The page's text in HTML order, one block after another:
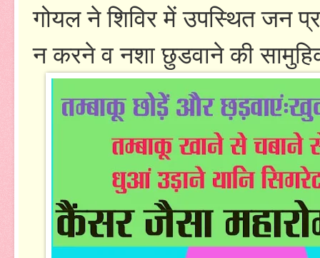
गोयल ने शिविर में उपस्थित जन
न करने व नशा छुडवाने की